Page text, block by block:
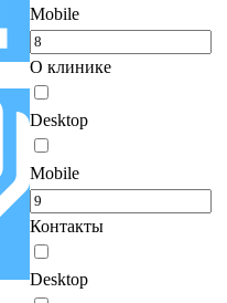
Mobile
О клинике
Desktop
Mobile
Контакты
Desktop